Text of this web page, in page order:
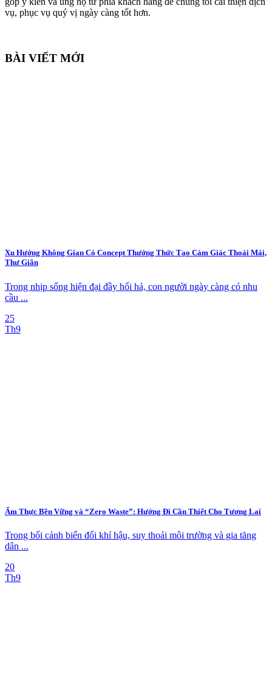
vụ, phục vụ quý vị ngày càng tốt hơn.
BÀI VIẾT MỚI
Xu Hướng Không Gian Có Concept Thưởng Thức Tạo Cảm Giác Thoải Mái,
Thư Giãn
Trong nhịp sống hiện đại đầy hối hả, con người ngày càng có nhu
cầu ...
25
Th9
Ẩm Thực Bền Vững và “Zero Waste”: Hướng Đi Cần Thiết Cho Tương Lai
Trong bối cảnh biến đổi khí hậu, suy thoái môi trường và gia tăng
dân ...
20
Th9